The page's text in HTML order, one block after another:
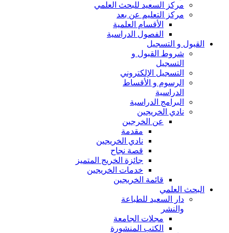
مركز السعيد للبحث العلمي
مركز التعليم عن بعد
الأقسام العلمية
الفصول الدراسية
القبول و التسجيل
شروط القبول و
التسجيل
التسجيل الإلكتروني
الرسوم و الأقساط
الدراسية
البرامج الدراسية
نادي الخريجين
عن الخرجين
مقدمة
نادي الخريجين
قصة نجاح
جائزة الخريج المتميز
خدمات الخريجين
قائمة الخريجين
البحث العلمي
دار السعيد للطباعة
والنشر
مجلات الجامعة
الكتب المنشورة